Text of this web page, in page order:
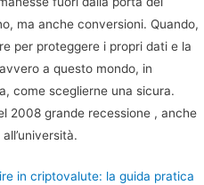
ma anche conversioni. Quando,
per proteggere i propri dati e la
a questo mondo, in
come sceglierne una sicura.
2008 grande recessione , anche
in criptovalute: la guida pratica